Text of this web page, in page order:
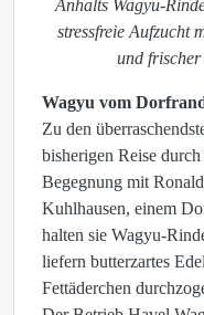
Anhalts Wagyu-
stressfreie Aufzucht
und
Wagyu vom
Zu den
bisherigen Reise
Begegnung mit
Kuhlhausen, einem
halten sie Wagyu-
liefern butterzartes
Fettäderchen